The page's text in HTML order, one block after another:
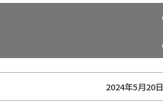
2024年5月20日